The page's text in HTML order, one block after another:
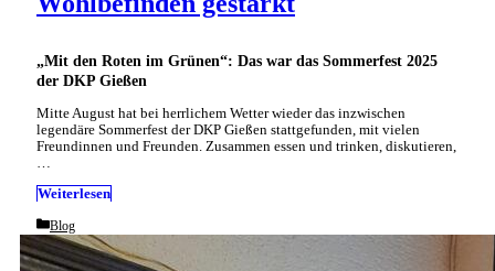
„Mit den Roten im Grünen“: Das war das Sommerfest 2025
der DKP Gießen
Mitte August hat bei herrlichem Wetter wieder das inzwischen
legendäre Sommerfest der DKP Gießen stattgefunden, mit vielen
Freundinnen und Freunden. Zusammen essen und trinken, diskutieren,
…
Weiterlesen
Categories
Blog